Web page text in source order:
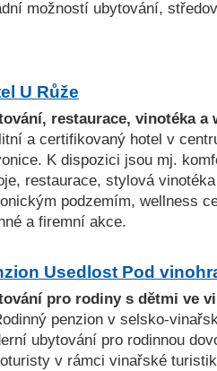
možností ubytování,
U Růže
restaurace, vinotéka a
a certifikovaný hotel v
K dispozici jsou mj.
restaurace, stylová
podzemím, wellness
a firemní akce.
Usedlost Pod
pro rodiny s dětmi ve
penzion v selsko-
ubytování pro rodinnou
v rámci vinařské